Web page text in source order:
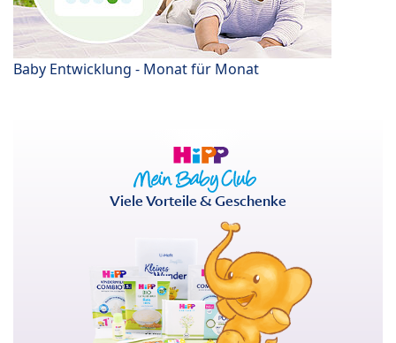
Baby Entwicklung - Monat für Monat
Viele Vorteile & Geschenke